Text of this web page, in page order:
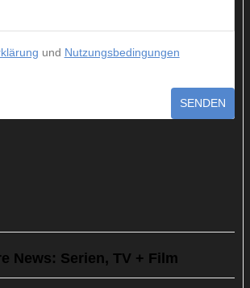
und Nutzungsbedingungen
SENDEN
News: Serien, TV + Film